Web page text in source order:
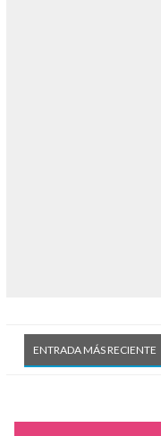
ENTRADA MÁS RECIENTE